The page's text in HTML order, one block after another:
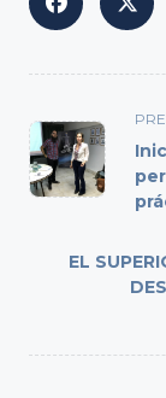
<span
class="nav-
subtitle
screen-
text">Page</
EL